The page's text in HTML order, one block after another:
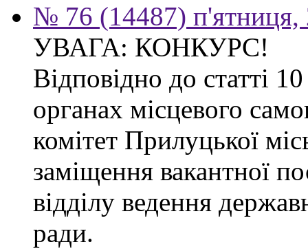
№ 76 (14487) п'ятниця,
УВАГА: КОНКУРС!
Відповідно до статті
органах місцевого
комітет Прилуцької
заміщення вакантної
відділу ведення
ради.